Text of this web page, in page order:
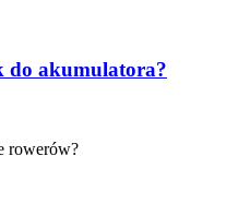
do akumulatora?
rowerów?